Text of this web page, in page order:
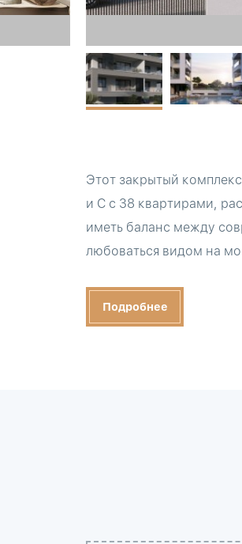
Этот закрытый
и C с 38 квартирами,
иметь баланс между
любоваться видом на
Подробнее